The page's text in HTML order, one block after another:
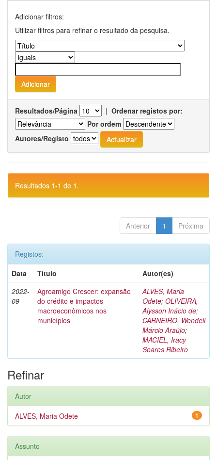
Adicionar filtros:
Utilizar filtros para refinar o resultado da pesquisa.
Resultados/Página | Ordenar registos por:
Por ordem
Autores/Registo
Resultados 1-1 de 1.
Anterior 1 Próxima
Registos:
Data
Título
Autor(es)
2022-
09
Agroamigo Crescer: expansão
do crédito e impactos
macroeconômicos nos
municípios
ALVES, Maria
Odete; OLIVEIRA,
Alysson Inácio de;
CARNEIRO, Wendell
Márcio Araújo;
MACIEL, Iracy
Soares Ribeiro
Refinar
Autor
1
ALVES, Maria Odete
Assunto